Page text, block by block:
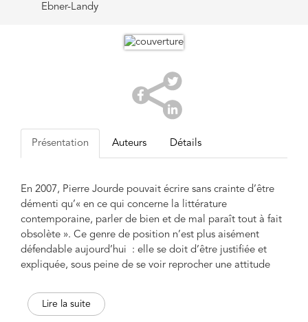
Ebner-Landy
Présentation Auteurs Détails
En 2007, Pierre Jourde pouvait écrire sans crainte d’être
démenti qu’« en ce qui concerne la littérature
contemporaine, parler de bien et de mal paraît tout à fait
obsolète ». Ce genre de position n’est plus aisément
défendable aujourd’hui : elle se doit d’être justifiée et
expliquée, sous peine de se voir reprocher une attitude
tour classée comme arrière-garde culturelle ou comme
anachronisme, face à un horizon de réception ainsi qu’à
Lire la suite